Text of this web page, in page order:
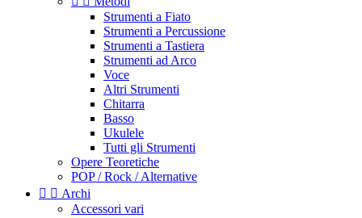
Strumenti a Fiato
Strumenti a Percussione
Strumenti a Tastiera
Strumenti ad Arco
Voce
Altri Strumenti
Chitarra
Basso
Ukulele
Tutti gli Strumenti
Opere Teoretiche
POP / Rock / Alternative
  Archi
Accessori vari